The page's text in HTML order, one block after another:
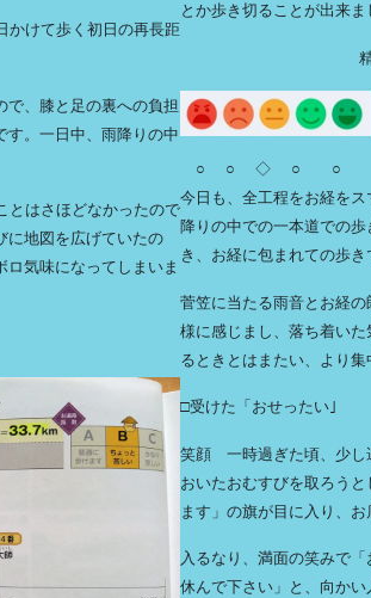
けて歩く初日の再長距
で、膝と足の裏への負担
す。一日中、雨降りの中
とはさほどなかったので
に地図を広げていたの
気味になってしまいま
とか歩き切ることが出来ま
○ ○ ◇ ○ ○
今日も、全工程をお経を
降りの中での一本道での
き、お経に包まれての歩き
菅笠に当たる雨音とお経
様に感じまし、落ち着い
るときとはまたい、より集
□受けた「おせったい｣
笑顔 一時過ぎた頃、少し
おいたおむすびを取ろう
ます」の旗が目に入り、お
入るなり、満面の笑みで
休んで下さい」と、向か